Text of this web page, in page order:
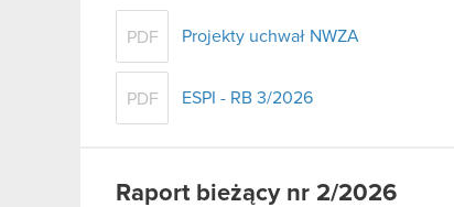
PDF Projekty uchwał NWZA
PDF ESPI - RB 3/2026
Raport bieżący nr 2/2026